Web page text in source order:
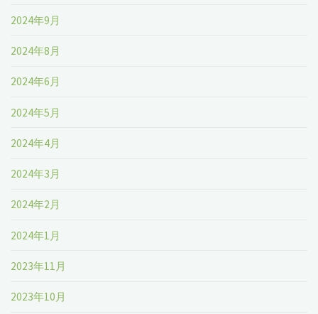
2024年9月
2024年8月
2024年6月
2024年5月
2024年4月
2024年3月
2024年2月
2024年1月
2023年11月
2023年10月